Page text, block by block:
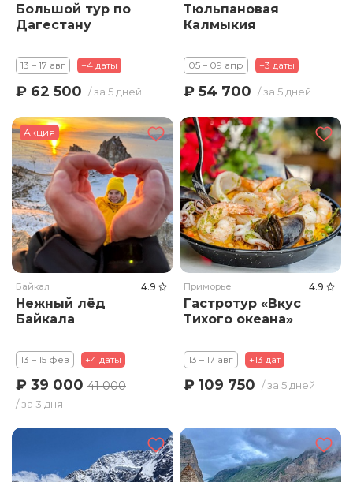
Большой тур по
Дагестану
13 – 17 авг +4 даты
₽ 62 500 / за 5 дней
Тюльпановая
Калмыкия
05 – 09 апр +3 даты
₽ 54 700 / за 5 дней
Акция
Байкал 4.9
Нежный лёд
Байкала
13 – 15 фев +4 даты
₽ 39 000 41 000
/ за 3 дня
Приморье 4.9
Гастротур «Вкус
Тихого океана»
13 – 17 авг +13 дат
₽ 109 750 / за 5 дней